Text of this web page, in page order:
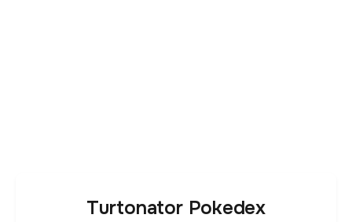
Turtonator Pokedex